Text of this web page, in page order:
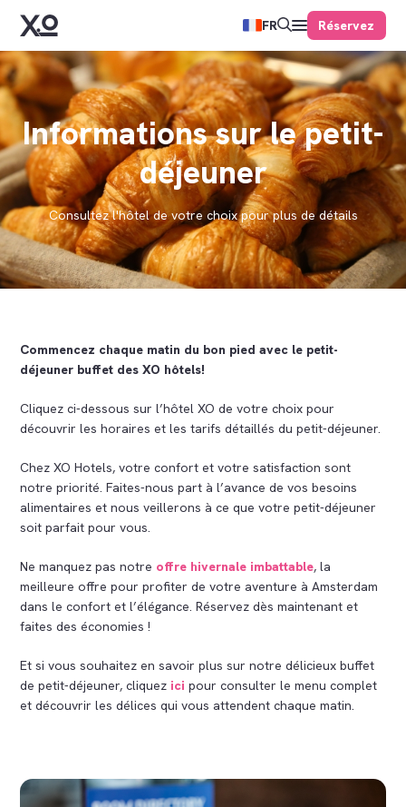
FR Réservez
Informations sur le petit-
déjeuner
Consultez l'hôtel de votre choix pour plus de détails
Commencez chaque matin du bon pied avec le petit-
déjeuner buffet des XO hôtels!
Cliquez ci-dessous sur l’hôtel XO de votre choix pour
découvrir les horaires et les tarifs détaillés du petit-déjeuner.
Chez XO Hotels, votre confort et votre satisfaction sont
notre priorité. Faites-nous part à l’avance de vos besoins
alimentaires et nous veillerons à ce que votre petit-déjeuner
soit parfait pour vous.
Ne manquez pas notre offre hivernale imbattable, la
meilleure offre pour profiter de votre aventure à Amsterdam
dans le confort et l’élégance. Réservez dès maintenant et
faites des économies !
Et si vous souhaitez en savoir plus sur notre délicieux buffet
de petit-déjeuner, cliquez ici pour consulter le menu complet
et découvrir les délices qui vous attendent chaque matin.